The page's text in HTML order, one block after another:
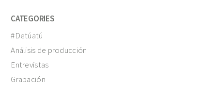
CATEGORIES
#Detúatú
Análisis de producción
Entrevistas
Grabación